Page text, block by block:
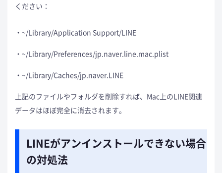
ください：
~/Library/Application Support/LINE
~/Library/Preferences/jp.naver.line.mac.plist
~/Library/Caches/jp.naver.LINE
上記のファイルやフォルダを削除すれば、Mac上のLINE関連
データはほぼ完全に消去されます。
LINEがアンインストールできない場合
の対処法